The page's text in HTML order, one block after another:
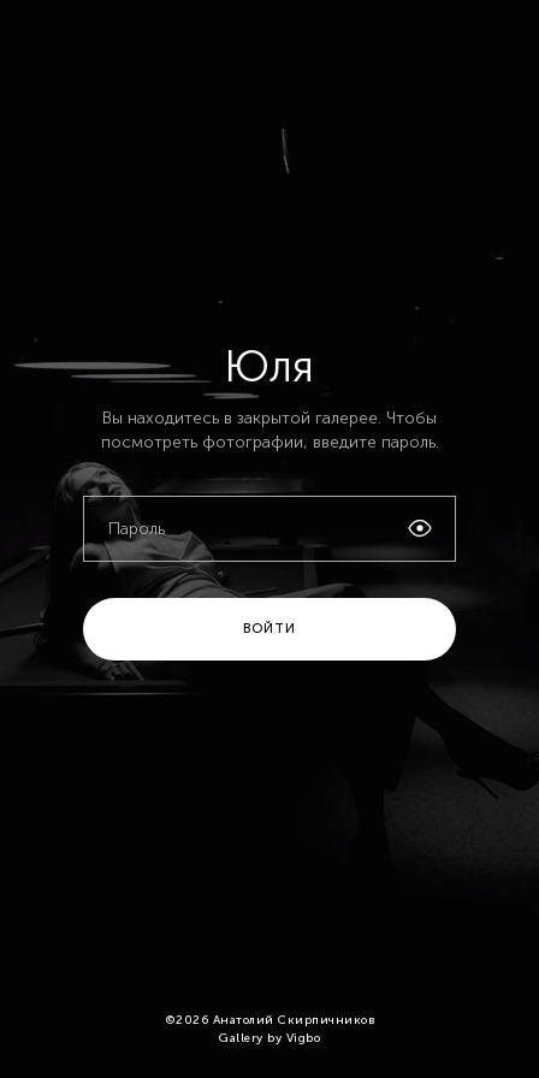
Юля
Вы находитесь в закрытой галерее. Чтобы
посмотреть фотографии, введите пароль.
ВОЙТИ
©2026 Анатолий Скирпичников
Gallery by Vigbo